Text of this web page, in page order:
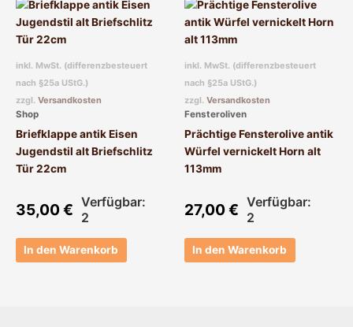
inkl. MwSt. (differenzbesteuert
nach §25a UStG.)
zzgl. Versandkosten
Shop
Briefklappe antik Eisen
Jugendstil alt Briefschlitz
Tür 22cm
35,00€ Verfügbar:
2
In den Warenkorb
inkl. MwSt. (differenzbesteuert
nach §25a UStG.)
zzgl. Versandkosten
Fensteroliven
Prächtige Fensterolive antik
Würfel vernickelt Horn alt
113mm
27,00€ Verfügbar:
2
In den Warenkorb